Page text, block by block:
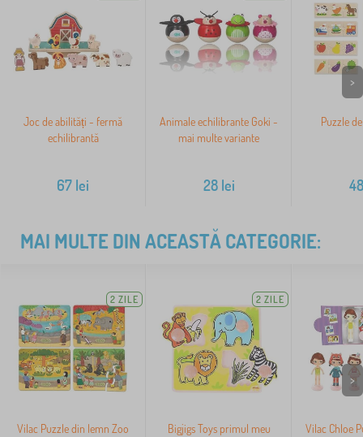
Joc de abilități - fermă
echilibrantă
67 lei
Animale echilibrante Goki -
mai multe variante
28lei
Puzzle
48
>
MAI MULTE DIN ACEASTĂ CATEGORIE:
2 ZILE
Vilac Puzzle din lemn Zoo
2 ZILE
Bigjigs Toys primul meu
Vilac Chloe
>